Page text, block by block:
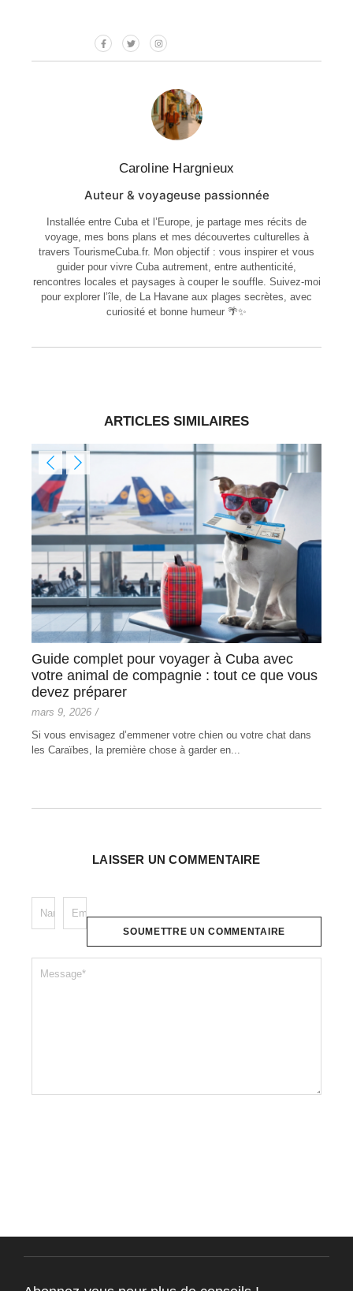
Caroline Hargnieux
Auteur & voyageuse passionnée
Installée entre Cuba et l’Europe, je partage mes récits de
voyage, mes bons plans et mes découvertes culturelles à
travers TourismeCuba.fr. Mon objectif : vous inspirer et vous
guider pour vivre Cuba autrement, entre authenticité,
rencontres locales et paysages à couper le souffle. Suivez-moi
pour explorer l’île, de La Havane aux plages secrètes, avec
curiosité et bonne humeur 🌴✨
ARTICLES SIMILAIRES
Guide complet pour voyager à Cuba avec
votre animal de compagnie : tout ce que vous
devez préparer
mars 9, 2026 /
Si vous envisagez d’emmener votre chien ou votre chat dans
les Caraïbes, la première chose à garder en...
LAISSER UN COMMENTAIRE